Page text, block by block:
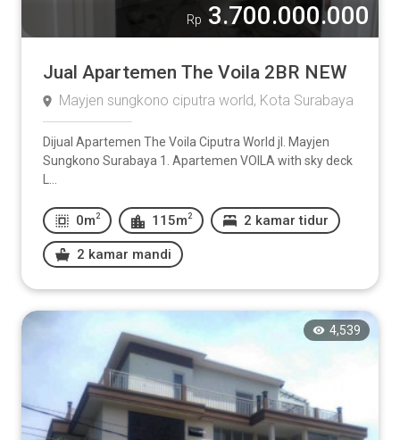
Rp 3.700.000.000
Jual Apartemen The Voila 2BR NEW
Mayjen sungkono ciputra world, Kota Surabaya
Dijual Apartemen The Voila Ciputra World jl. Mayjen
Sungkono Surabaya 1. Apartemen VOILA with sky deck
0m 2 115m 2 2 kamar tidur
2 kamar mandi
4,539